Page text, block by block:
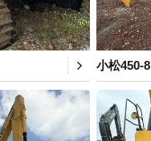
小松450-8